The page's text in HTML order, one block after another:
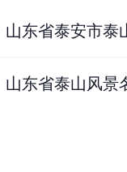
山东省泰安市泰
山东省泰山风景